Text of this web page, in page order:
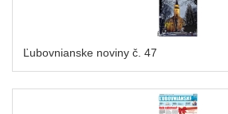
Ľubovnianske noviny č. 47